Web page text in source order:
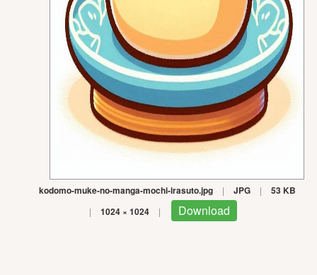
kodomo-muke-no-manga-mochi-irasuto.jpg | JPG | 53 KB
| 1024 × 1024 | Download